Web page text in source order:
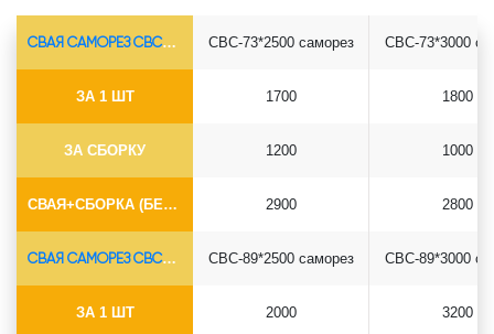
СВАЯ САМОРЕЗ СВС-Ø73*5.5
ЗА 1 ШТ
ЗА СБОРКУ
СВАЯ+СБОРКА (БЕЗ ОГОЛОВКА)
СВС-73*2500 саморез
1700
1200
2900
СВС-73*3000
1800
1000
2800
СВАЯ САМОРЕЗ СВС-Ø89*6.5
ЗА 1 ШТ
СВС-89*2500 саморез
2000
СВС-89*3000
3200